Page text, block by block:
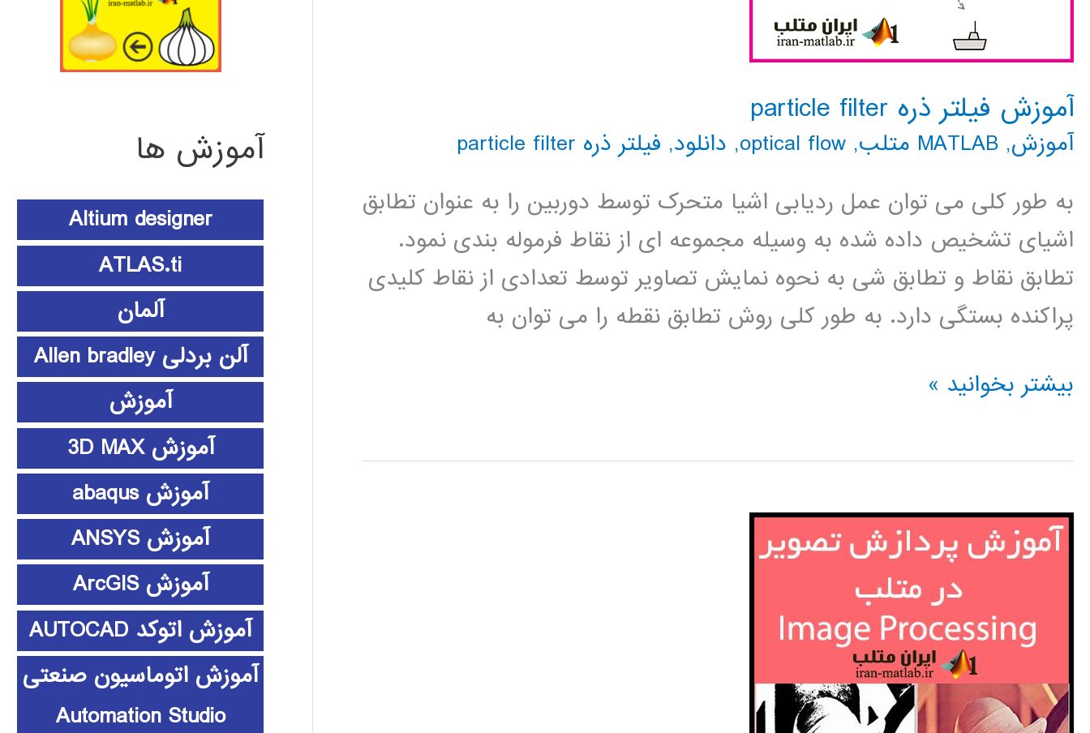
آموزش فیلتر ذره particle filter
آموزش, MATLAB متلب ,
optical flow
, دانلود, فیلتر ذره particle filter
به طور کلی می توان عمل ردیابی اشیا متحرک توسط دوربین را به عنوان تطابق
اشیای تشخیص داده شده به وسیله مجموعه ای از نقاط فرموله بندی نمود.
تطابق نقاط و تطابق شی به نحوه نمایش تصاویر توسط تعدادی از نقاط کلیدی
پراکنده بستگی دارد. به طور کلی روش تطابق نقطه را می توان به
آموزش
ذره
filter
بیشتر بخوانید »
آموزش ها
Altium designer
ATLAS.ti
آلمان
آلن بردلی Allen bradley
آموزش
آموزش 3D MAX
آموزش abaqus
آموزش ANSYS
آموزش ArcGIS
آموزش اتوکد AUTOCAD
آموزش اتوماسیون صنعتی
Automation Studio